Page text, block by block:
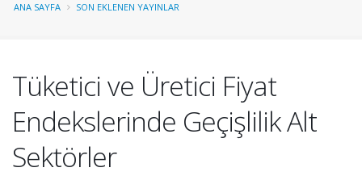
ANA SAYFA SON EKLENEN YAYINLAR
Tüketici ve Üretici Fiyat
Endekslerinde Geçişlilik Alt
Sektörler